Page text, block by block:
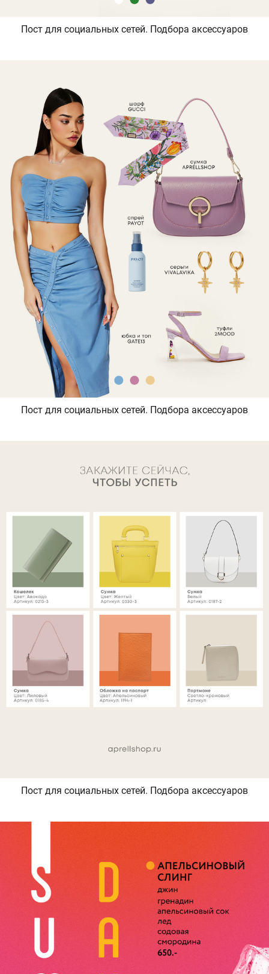
Пост для социальных сетей. Подбора аксессуаров
Пост для социальных сетей. Подбора аксессуаров
Пост для социальных сетей. Подбора аксессуаров